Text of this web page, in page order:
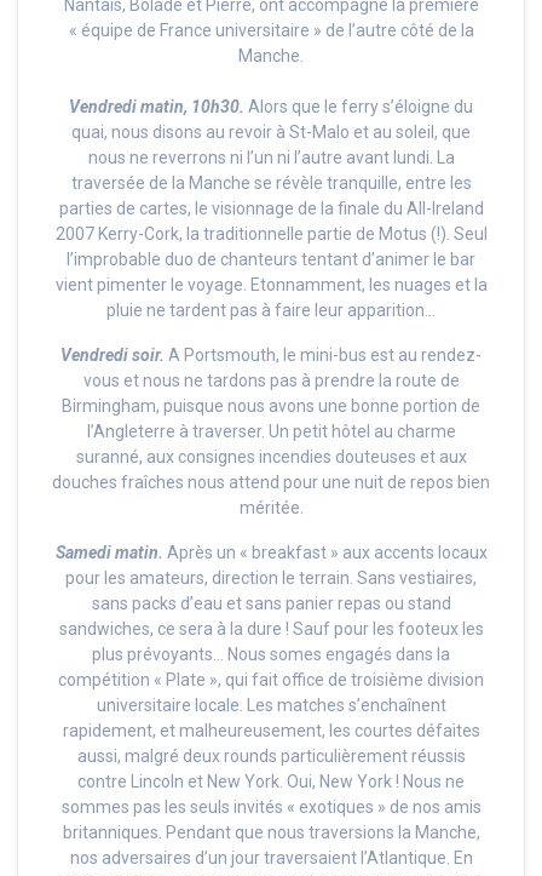
Nantais, Boladé et Pierre, ont accompagné la première
« équipe de France universitaire » de l’autre côté de la
Manche.
Vendredi matin, 10h30. Alors que le ferry s’éloigne du
quai, nous disons au revoir à St-Malo et au soleil, que
nous ne reverrons ni l’un ni l’autre avant lundi. La
traversée de la Manche se révèle tranquille, entre les
parties de cartes, le visionnage de la finale du All-Ireland
2007 Kerry-Cork, la traditionnelle partie de Motus (!). Seul
l’improbable duo de chanteurs tentant d’animer le bar
vient pimenter le voyage. Etonnamment, les nuages et la
pluie ne tardent pas à faire leur apparition…
Vendredi soir. A Portsmouth, le mini-bus est au rendez-
vous et nous ne tardons pas à prendre la route de
Birmingham, puisque nous avons une bonne portion de
l’Angleterre à traverser. Un petit hôtel au charme
suranné, aux consignes incendies douteuses et aux
douches fraîches nous attend pour une nuit de repos bien
méritée.
Samedi matin. Après un « breakfast » aux accents locaux
pour les amateurs, direction le terrain. Sans vestiaires,
sans packs d’eau et sans panier repas ou stand
sandwiches, ce sera à la dure ! Sauf pour les footeux les
plus prévoyants… Nous somes engagés dans la
compétition « Plate », qui fait office de troisième division
universitaire locale. Les matches s’enchaînent
rapidement, et malheureusement, les courtes défaites
aussi, malgré deux rounds particulièrement réussis
contre Lincoln et New York. Oui, New York ! Nous ne
sommes pas les seuls invités « exotiques » de nos amis
britanniques. Pendant que nous traversions la Manche,
nos adversaires d’un jour traversaient l’Atlantique. En